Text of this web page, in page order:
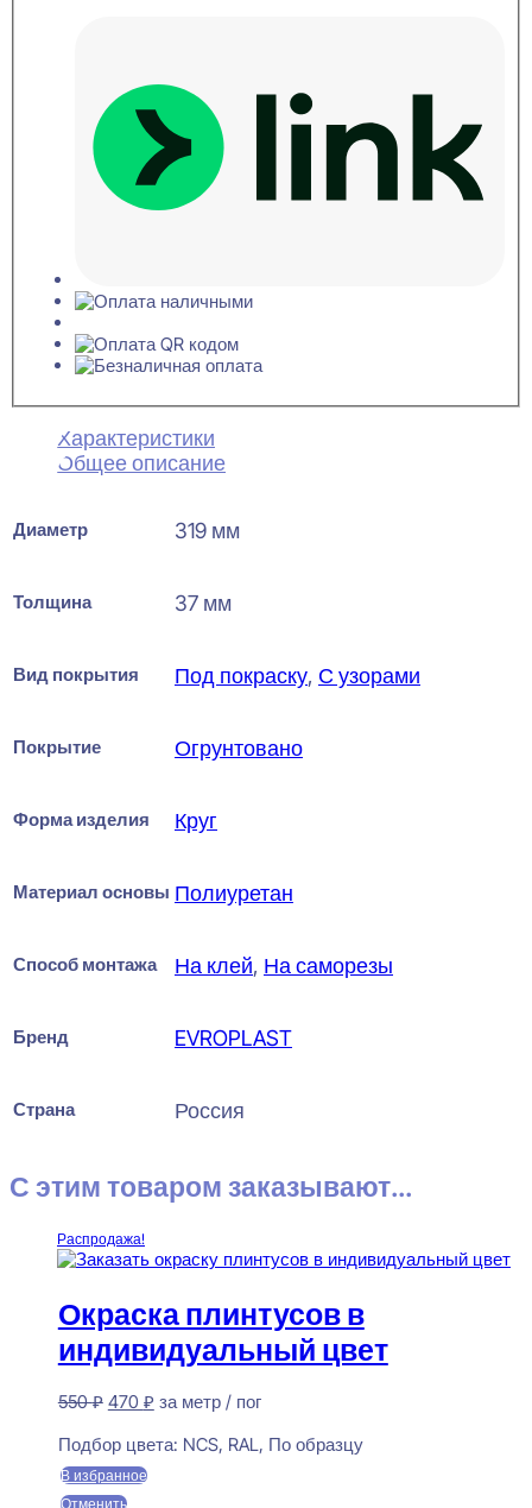
Характеристики
Общее описание
Диаметр 319 мм
Толщина 37 мм
Вид покрытия Под покраску, С узорами
Покрытие Огрунтовано
Форма изделия Круг
Материал основы Полиуретан
Способ монтажа На клей, На саморезы
Бренд EVROPLAST
Страна Россия
С этим товаром заказывают...
Распродажа!
Окраска плинтусов в
индивидуальный цвет
550₽ Первоначальная
составляла
550 ₽.
470 ₽Текущая
470 ₽.
за метр / пог
Подбор цвета: NCS, RAL, По образцу
В избранное
Отменить